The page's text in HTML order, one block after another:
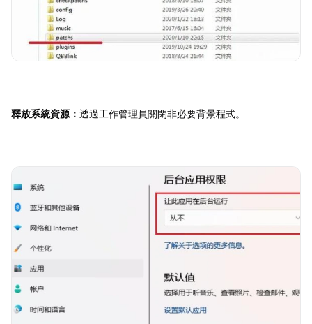
釋放系統資源： 透過工作管理員關閉非必要背景程式。